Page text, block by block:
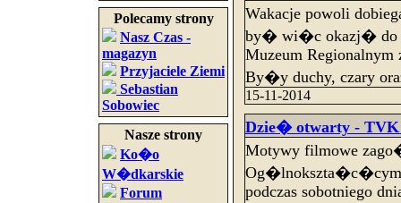
Polecamy strony
Nasz Czas -
magazyn
Przyjaciele Ziemi
Sebastian
Sobowiec
Nasze strony
Ko�o
W�dkarskie
Forum
Wakacje powoli
by� wi�c okazj� do
Muzeum
By�y duchy, czary
15-11-2014
Dzie� otwarty - TVK
Motywy filmowe
Og�lnokszta�c�cym
podczas sobotniego